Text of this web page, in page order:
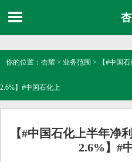
你的位置： 杏耀 > 业务范围 > 【#中国
2.6%】#中国石化上
【#中国石化上半年净
2.6%】#